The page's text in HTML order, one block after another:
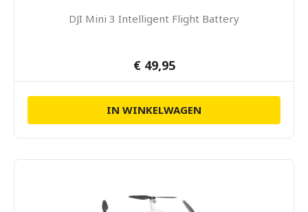
DJI Mini 3 Intelligent Flight Battery
€ 49,95
IN WINKELWAGEN